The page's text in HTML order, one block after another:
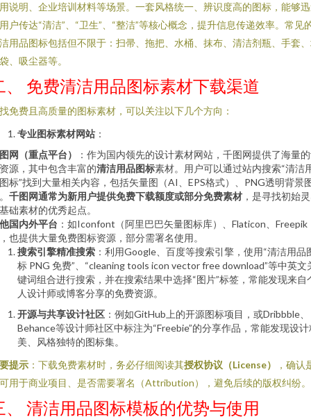
说明、企业培训材料等场景。一套风格统一、辨识度高的图标，能够
户传达“清洁”、“卫生”、“整洁”等核心概念，提升信息传递效率。常见
用品图标包括但不限于：扫帚、拖把、水桶、抹布、清洁剂瓶、手套
、吸尘器等。
、 免费清洁用品图标素材下载渠道
免费且高质量的图标素材，可以关注以下几个方向：
专业图标素材网站 ：
网（重点平台）
：作为国内领先的设计素材网站，千图网提供了海量
源，其中包含丰富的清洁用品图标素材。用户可以通过站内搜索“清洁
标”找到大量相关内容，包括矢量图（AI、EPS格式）、PNG透明背景
千图网通常为新用户提供免费下载额度或部分免费素材 ，是寻找初始
础素材的优秀起点。
国内外平台 ：如Iconfont（阿里巴巴矢量图标库）、Flaticon、Freepik
也提供大量免费图标资源，部分需署名使用。
搜索引擎精准搜索 ：利用Google、百度等搜索引擎，使用“清洁用品
标 PNG 免费”、“cleaning tools icon vector free download”等中英文
键词组合进行搜索，并在搜索结果中选择“图片”标签，常能发现来自
人设计师或博客分享的免费资源。
开源与共享设计社区 ：例如GitHub上的开源图标项目，或Dribbble、
Behance等设计师社区中标注为“Freebie”的分享作品，常能发现设计
美、风格独特的图标集。
提示 ：下载免费素材时，务必仔细阅读其授权协议（License）
，确认
用于商业项目、是否需要署名（Attribution），避免后续的版权纠纷。
、 清洁用品图标模板的优势与使用